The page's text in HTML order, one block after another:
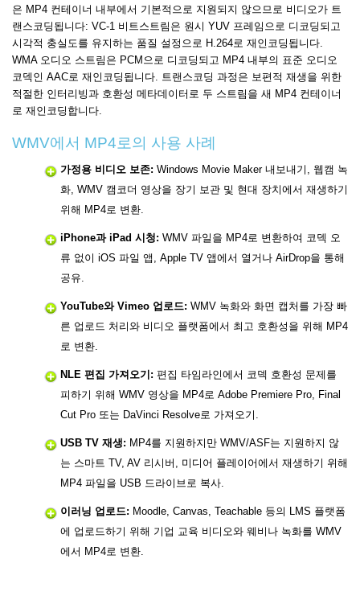
은 MP4 컨테이너 내부에서 기본적으로 지원되지 않으므로 비디오가 트
랜스코딩됩니다: VC-1 비트스트림은 원시 YUV 프레임으로 디코딩되고
시각적 충실도를 유지하는 품질 설정으로 H.264로 재인코딩됩니다.
WMA 오디오 스트림은 PCM으로 디코딩되고 MP4 내부의 표준 오디오
코덱인 AAC로 재인코딩됩니다. 트랜스코딩 과정은 보편적 재생을 위한
적절한 인터리빙과 호환성 메타데이터로 두 스트림을 새 MP4 컨테이너
로 재인코딩합니다.
WMV에서 MP4로의 사용 사례
가정용 비디오 보존: Windows Movie Maker 내보내기, 웹캠 녹
화, WMV 캠코더 영상을 장기 보관 및 현대 장치에서 재생하기
위해 MP4로 변환.
iPhone과 iPad 시청: WMV 파일을 MP4로 변환하여 코덱 오
류 없이 iOS 파일 앱, Apple TV 앱에서 열거나 AirDrop을 통해
공유.
YouTube와 Vimeo 업로드: WMV 녹화와 화면 캡처를 가장 빠
른 업로드 처리와 비디오 플랫폼에서 최고 호환성을 위해 MP4
로 변환.
NLE 편집 가져오기: 편집 타임라인에서 코덱 호환성 문제를
피하기 위해 WMV 영상을 MP4로 Adobe Premiere Pro, Final
Cut Pro 또는 DaVinci Resolve로 가져오기.
USB TV 재생: MP4를 지원하지만 WMV/ASF는 지원하지 않
는 스마트 TV, AV 리시버, 미디어 플레이어에서 재생하기 위해
MP4 파일을 USB 드라이브로 복사.
이러닝 업로드: Moodle, Canvas, Teachable 등의 LMS 플랫폼
에 업로드하기 위해 기업 교육 비디오와 웨비나 녹화를 WMV
에서 MP4로 변환.